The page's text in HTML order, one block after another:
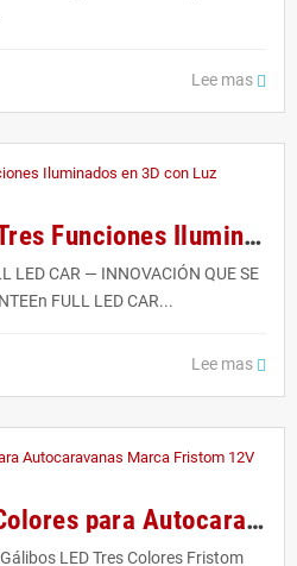
Lee mas
Pilotos LED Neón Tres Funciones Iluminados en 3D con Luz Matrícula 12v 24v
LED CAR — INNOVACIÓN QUE SE
FULL LED CAR...
Lee mas
Gálibos LED Tres Colores para Autocaravanas Marca Fristom 12V 24V.
LED Tres Colores Fristom